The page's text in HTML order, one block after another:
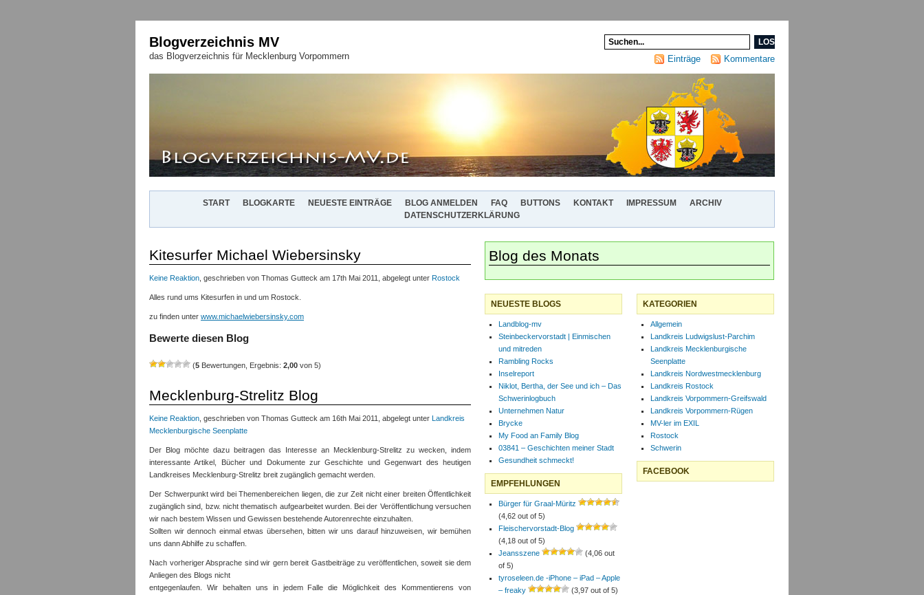
Blogverzeichnis MV
das Blogverzeichnis für Mecklenburg Vorpommern Einträge Kommentare
START BLOGKARTE NEUESTE EINTRÄGE BLOG ANMELDEN FAQ BUTTONS KONTAKT IMPRESSUM
ARCHIV
DATENSCHUTZERKLÄRUNG
Kitesurfer Michael Wiebersinsky
Keine Reaktion , geschrieben von Thomas Gutteck am 17th Mai 2011, abgelegt unter Rostock
Alles rund ums Kitesurfen in und um Rostock.
zu finden unter www.michaelwiebersinsky.com
Bewerte diesen Blog
(5 Bewertungen, Ergebnis: 2,00 von 5)
Mecklenburg-Strelitz Blog
Keine Reaktion , geschrieben von Thomas Gutteck am 16th Mai 2011, abgelegt unter Landkreis
Mecklenburgische Seenplatte
Der Blog möchte dazu beitragen das Interesse an Mecklenburg-Strelitz zu wecken, indem
interessante Artikel, Bücher und Dokumente zur Geschichte und Gegenwart des heutigen
Landkreises Mecklenburg-Strelitz breit zugänglich gemacht werden.
Der Schwerpunkt wird bei Themenbereichen liegen, die zur Zeit nicht einer breiten Öffentlichkeit
zugänglich sind, bzw. nicht thematisch aufgearbeitet wurden. Bei der Veröffentlichung versuchen
wir nach bestem Wissen und Gewissen bestehende Autorenrechte einzuhalten.
Sollten wir dennoch einmal etwas übersehen, bitten wir uns darauf hinzuweisen, wir bemühen
uns dann Abhilfe zu schaffen.
Nach vorheriger Absprache sind wir gern bereit Gastbeiträge zu veröffentlichen, soweit sie dem
Anliegen des Blogs nicht
entgegenlaufen. Wir behalten uns in jedem Falle die Möglichkeit des Kommentierens von
Blog des Monats
NEUESTE BLOGS
Landblog-mv
Steinbeckervorstadt | Einmischen
und mitreden
Rambling Rocks
Inselreport
Niklot, Bertha, der See und ich – Das
Schwerinlogbuch
Unternehmen Natur
Brycke
My Food an Family Blog
03841 – Geschichten meiner Stadt
Gesundheit schmeckt!
EMPFEHLUNGEN
Bürger für Graal-Müritz
(4,62 out of 5)
Fleischervorstadt-Blog
(4,18 out of 5)
Jeansszene
(4,06 out
of 5)
tyroseleen.de -iPhone – iPad – Apple
– freaky
(3,97 out of 5)
KATEGORIEN
Allgemein
Landkreis Ludwigslust-Parchim
Landkreis Mecklenburgische
Seenplatte
Landkreis Nordwestmecklenburg
Landkreis Rostock
Landkreis Vorpommern-Greifswald
Landkreis Vorpommern-Rügen
MV-ler im EXIL
Rostock
Schwerin
FACEBOOK